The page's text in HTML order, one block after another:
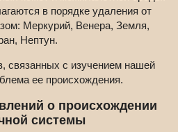
в порядке удаления от
Меркурий, Венера, Земля,
Нептун.
связанных с изучением нашей
ее происхождения.
о происхождении
системы